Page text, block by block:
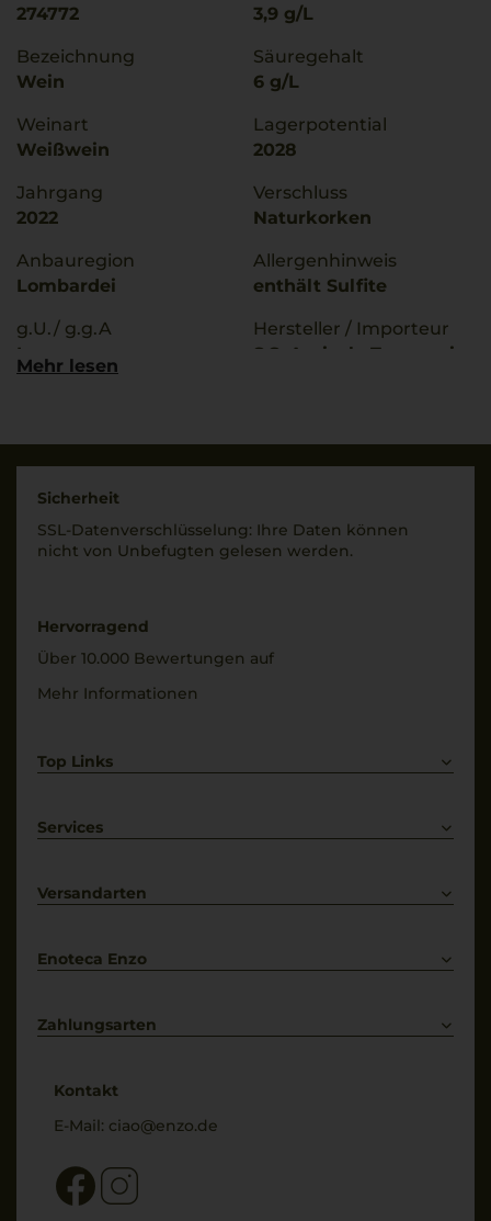
274772
Bezeichnung
Wein
Weinart
Weißwein
Jahrgang
2022
Anbauregion
Lombardei
g.U./ g.g.A
Lugana
Origine Controllata
Rebsorten
Lugana
Alkoholgehalt
3,9 g/L
Säuregehalt
6 g/L
Lagerpotential
2028
Verschluss
Naturkorken
Allergenhinweis
enthält Sulfite
Hersteller / Importeur
S.S. Agricola Tommasi
Land
Italien
0,75 L
Mehr lesen
Sicherheit
SSL-Daten­verschlüs­selung: Ihre Daten können
nicht von Unbe­fugten gelesen werden.
Hervorragend
Über 10.000 Bewertungen auf
Mehr Informationen
Top Links
Weißwein
Services
Kontakt
Versandarten
Enoteca Enzo
Bewertungs-Richtlinien
Zahlungsarten
Kontakt
E-Mail: ciao@enzo.de